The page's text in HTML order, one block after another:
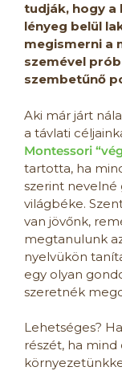
tudják, hogy a
lényeg belül
megismerni a
szemével
szembetűnő
Aki már járt
a távlati
Montessori
tartotta, ha
szerint nevelné
világbéke.
van jövőnk,
megtanulunk
nyelvükön
egy olyan
szeretnék
Lehetséges?
részét, ha